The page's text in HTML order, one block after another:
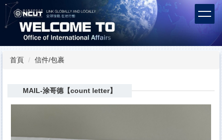
跳
到
主
內
容首頁 信件/包裹
MAIL-涂哥德【count letter】